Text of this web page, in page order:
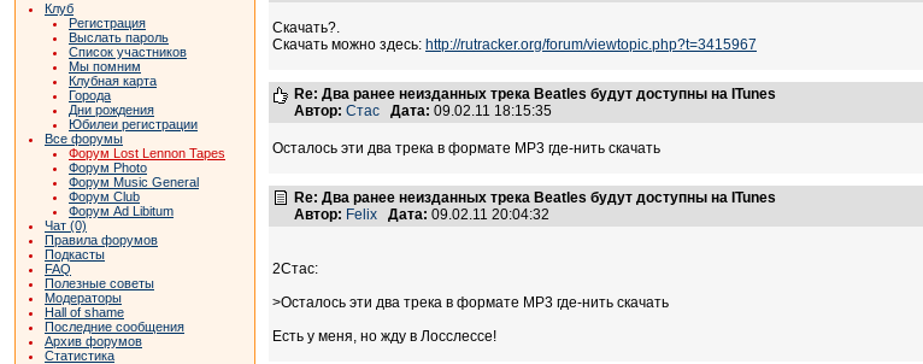
Клуб
Регистрация
Выслать пароль
Список участников
Мы помним
Клубная карта
Города
Дни рождения
Юбилеи регистрации
Все форумы
Форум Lost Lennon Tapes
Форум Photo
Форум Music General
Форум Club
Форум Ad Libitum
Чат (0)
Правила форумов
Подкасты
FAQ
Полезные советы
Модераторы
Hall of shame
Последние сообщения
Архив форумов
Статистика
Скачать?.
Скачать можно здесь: http://rutracker.org/forum/viewtopic.php?t=3415967
Re: Два ранее неизданных трека Beatles будут доступны на ITunes
Автор: Стас Дата: 09.02.11 18:15:35
Осталось эти два трека в формате МР3 где-нить скачать
Re: Два ранее неизданных трека Beatles будут доступны на ITunes
Автор: Felix Дата: 09.02.11 20:04:32
2Стас:
>Осталось эти два трека в формате МР3 где-нить скачать
Есть у меня, но жду в Лосслессе!